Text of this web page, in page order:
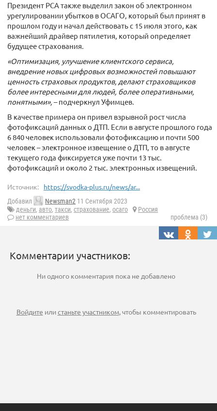
Президент РСА также выделил закон об электронном
урегулировании убытков в ОСАГО, который был принят в
прошлом году и начал действовать с 15 июля этого, как
важнейший драйвер пятилетия, который определяет
будущее страхования.
«Оптимизация, улучшение клиентского сервиса,
внедрение новых цифровых возможностей повышают
ценность страховых продуктов, делают страховщиков
более интересными для людей, более оперативными,
понятными», – подчеркнул Уфимцев.
В качестве примера он привел взрывной рост числа
фотофиксаций данных о ДТП. Если в августе прошлого года
6 840 человек использовали фотофиксацию и почти 500
человек – электронное извещение о ДТП, то в августе
текущего года фиксируется уже почти 13 тыс.
фотофиксаций и около 2 тыс. электронных извещений.
Источник: https://svodka-plus.ru/news/ar...
Добавил Newsman2 11 Сентября 2023
деньги, авто, такси, страхование, осаго
Россия
нет комментариев
проблема (3)
Комментарии участников:
Ни одного комментария пока не добавлено
Войдите илистаньте участником, чтобы комментировать